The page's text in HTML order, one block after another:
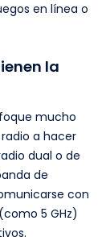
en línea o
la
mucho
a hacer
dual o de
de
con
5 GHz)